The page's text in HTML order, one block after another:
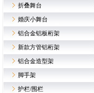
折叠舞台
婚庆小舞台
铝合金铝板桁架
新款方管铝桁架
铝合金造型架
脚手架
护栏/围栏